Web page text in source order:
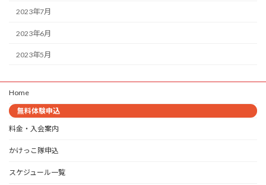
2023年7月
2023年6月
2023年5月
Home
無料体験申込
料金・入会案内
かけっこ隊申込
スケジュール一覧